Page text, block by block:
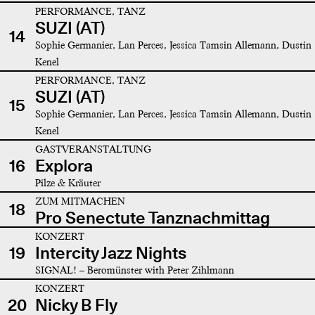
14
PERFORMANCE, TANZ
SUZI (AT)
Sophie Germanier, Lan Perces, Jessica Tamsin Allemann, Dustin
Kenel
15
PERFORMANCE, TANZ
SUZI (AT)
Sophie Germanier, Lan Perces, Jessica Tamsin Allemann, Dustin
Kenel
16
GASTVERANSTALTUNG
Explora
Pilze & Kräuter
18 ZUM MITMACHEN
Pro Senectute Tanznachmittag
19
KONZERT
Intercity Jazz Nights
SIGNAL! – Beromünster with Peter Zihlmann
20
KONZERT
Nicky B Fly